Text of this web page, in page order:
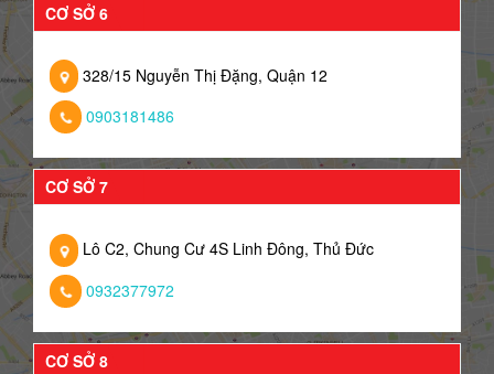
CƠ SỞ 6
328/15 Nguyễn Thị Đặng, Quận 12
0903181486
CƠ SỞ 7
Lô C2, Chung Cư 4S Linh Đông, Thủ Đức
0932377972
CƠ SỞ 8